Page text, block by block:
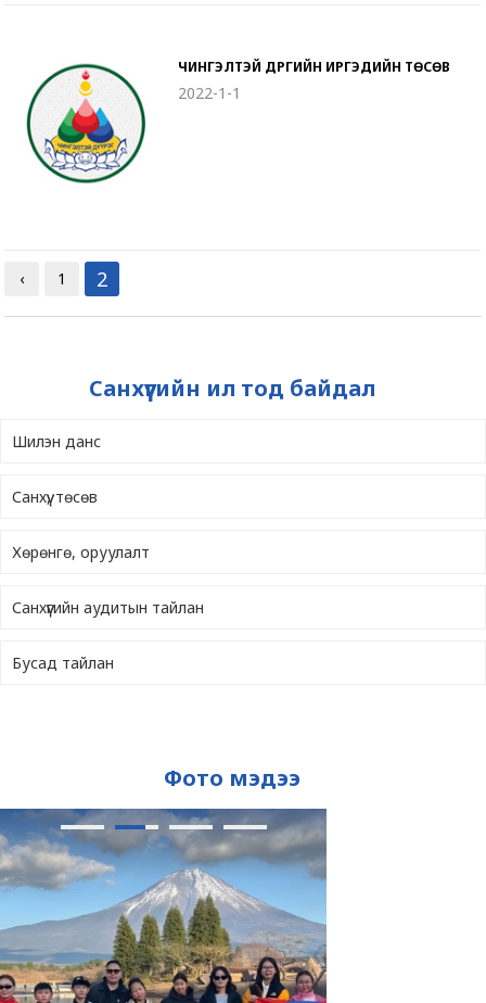
ЧИНГЭЛТЭЙ ДҮҮРГИЙН ИРГЭДИЙН ТӨСӨВ
2022-1-1
‹ 1 2
Санхүүгийн ил тод байдал
Шилэн данс
Санхүү, төсөв
Хөрөнгө, оруулалт
Санхүүгийн аудитын тайлан
Бусад тайлан
Фото мэдээ